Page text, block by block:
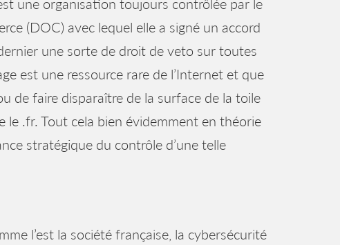
une organisation toujours contrôlée par le
(DOC) avec lequel elle a signé un accord
une sorte de droit de veto sur toutes
est une ressource rare de l’Internet et que
de faire disparaître de la surface de la toile
le .fr. Tout cela bien évidemment en théorie
stratégique du contrôle d’une telle
l’est la société française, la cybersécurité